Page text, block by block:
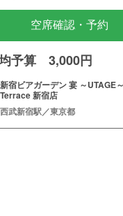
空席確認・予約
予算 3,000円
新宿ビアガーデン 宴 ～UTAGE
Terrace 新宿店
西武新宿駅／東京都